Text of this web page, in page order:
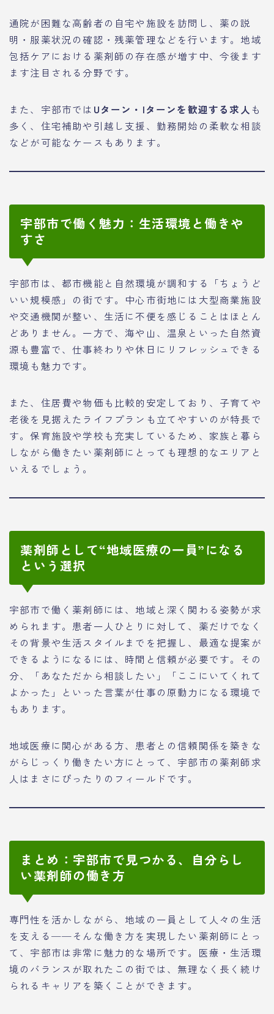
通院が困難な高齢者の自宅や施設を訪問し、薬の説
明・服薬状況の確認・残薬管理などを行います。地域
包括ケアにおける薬剤師の存在感が増す中、今後ます
ます注目される分野です。
また、宇部市では Uターン・Iターンを歓迎する求人も
多く、住宅補助や引越し支援、勤務開始の柔軟な相談
などが可能なケースもあります。
宇部市で働く魅力：生活環境と働きや
すさ
宇部市は、都市機能と自然環境が調和する「ちょうど
いい規模感」の街です。中心市街地には大型商業施設
や交通機関が整い、生活に不便を感じることはほとん
どありません。一方で、海や山、温泉といった自然資
源も豊富で、仕事終わりや休日にリフレッシュできる
環境も魅力です。
また、住居費や物価も比較的安定しており、子育てや
老後を見据えたライフプランも立てやすいのが特長で
す。保育施設や学校も充実しているため、家族と暮ら
しながら働きたい薬剤師にとっても理想的なエリアと
いえるでしょう。
薬剤師として“地域医療の一員”になる
という選択
宇部市で働く薬剤師には、地域と深く関わる姿勢が求
められます。患者一人ひとりに対して、薬だけでなく
その背景や生活スタイルまでを把握し、最適な提案が
できるようになるには、時間と信頼が必要です。その
分、「あなただから相談したい」「ここにいてくれて
よかった」といった言葉が仕事の原動力になる環境で
もあります。
地域医療に関心がある方、患者との信頼関係を築きな
がらじっくり働きたい方にとって、宇部市の薬剤師求
人はまさにぴったりのフィールドです。
まとめ：宇部市で見つかる、自分らし
い薬剤師の働き方
専門性を活かしながら、地域の一員として人々の生活
を支える──そんな働き方を実現したい薬剤師にとっ
て、宇部市は非常に魅力的な場所です。医療・生活環
境のバランスが取れたこの街では、無理なく長く続け
られるキャリアを築くことができます。